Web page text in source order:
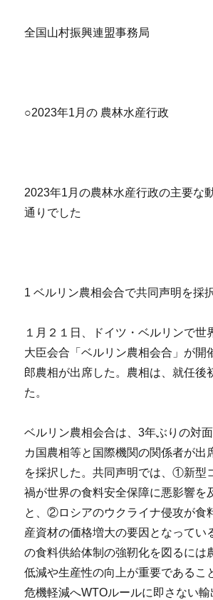
全国山村振興連盟事務局
○2023年1月の 農林水産行政
2023年1月の農林水産行政の主要な
通りでした
1 ベルリン農相会合で共同声明を採
１月２１日、ドイツ・ベルリンで世
大臣会合「ベルリン農相会合」が開
郎農相が出席した。農相は、就任後
た。
ベルリン農相会合は、3年ぶりの対
カ国農相等と国際機関の関係者が出
を採択した。共同声明では、①新型
禍が世界の食料安全保障に悪影響を
と、②ロシアのウクライナ侵攻が食
産資材の価格増大の要因となって
の食料供給体制の強靭化を図るには
低減や生産性の向上が重要である
危機軽減へWTOルールに即さない